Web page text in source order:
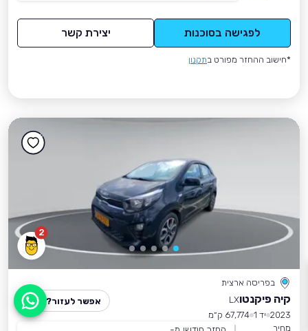
לפגישה בסוכנות יצירת קשר
*חישוב ההחזר מפורט בתקנון
2
בפריסה ארצית
קיה פיקנטוLX
2023 יד 1
67,774 ק״מ
מחיר
אפשר לעזור?